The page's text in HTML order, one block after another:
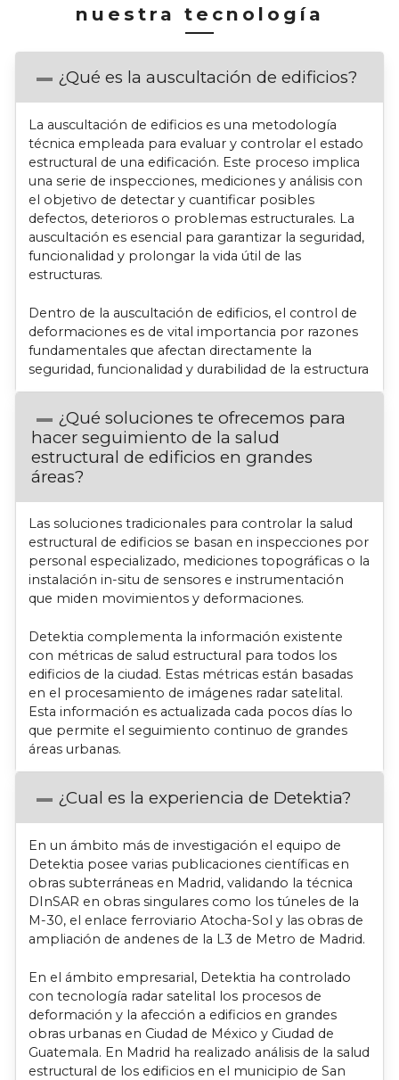
nuestra tecnología
¿Qué es la auscultación de edificios?
La auscultación de edificios es una metodología
técnica empleada para evaluar y controlar el estado
estructural de una edificación. Este proceso implica
una serie de inspecciones, mediciones y análisis con
el objetivo de detectar y cuantificar posibles
defectos, deterioros o problemas estructurales. La
auscultación es esencial para garantizar la seguridad,
funcionalidad y prolongar la vida útil de las
estructuras.
Dentro de la auscultación de edificios, el control de
deformaciones es de vital importancia por razones
fundamentales que afectan directamente la
seguridad, funcionalidad y durabilidad de la estructura
¿Qué soluciones te ofrecemos para
hacer seguimiento de la salud
estructural de edificios en grandes
áreas?
Las soluciones tradicionales para controlar la salud
estructural de edificios se basan en inspecciones por
personal especializado, mediciones topográficas o la
instalación in-situ de sensores e instrumentación
que miden movimientos y deformaciones.
Detektia complementa la información existente
con métricas de salud estructural para todos los
edificios de la ciudad. Estas métricas están basadas
en el procesamiento de imágenes radar satelital.
Esta información es actualizada cada pocos días lo
que permite el seguimiento continuo de grandes
áreas urbanas.
¿Cual es la experiencia de Detektia?
En un ámbito más de investigación el equipo de
Detektia posee varias publicaciones científicas en
obras subterráneas en Madrid, validando la técnica
DInSAR en obras singulares como los túneles de la
M-30, el enlace ferroviario Atocha-Sol y las obras de
ampliación de andenes de la L3 de Metro de Madrid.
En el ámbito empresarial, Detektia ha controlado
con tecnología radar satelital los procesos de
deformación y la afección a edificios en grandes
obras urbanas en Ciudad de México y Ciudad de
Guatemala. En Madrid ha realizado análisis de la salud
estructural de los edificios en el municipio de San